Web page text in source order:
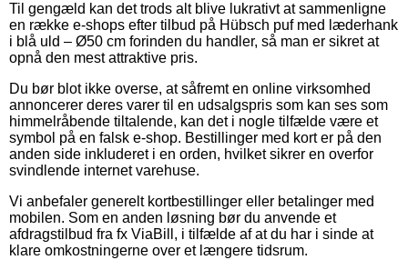
Til gengæld kan det trods alt blive lukrativt at sammenligne
en række e-shops efter tilbud på Hübsch puf med læderhank
i blå uld – Ø50 cm forinden du handler, så man er sikret at
opnå den mest attraktive pris.
Du bør blot ikke overse, at såfremt en online virksomhed
annoncerer deres varer til en udsalgspris som kan ses som
himmelråbende tiltalende, kan det i nogle tilfælde være et
symbol på en falsk e-shop. Bestillinger med kort er på den
anden side inkluderet i en orden, hvilket sikrer en overfor
svindlende internet varehuse.
Vi anbefaler generelt kortbestillinger eller betalinger med
mobilen. Som en anden løsning bør du anvende et
afdragstilbud fra fx ViaBill, i tilfælde af at du har i sinde at
klare omkostningerne over et længere tidsrum.